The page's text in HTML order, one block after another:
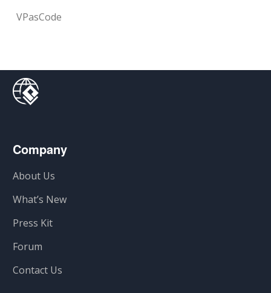
VPasCode
Company
About Us
What’s New
Press Kit
Forum
Contact Us